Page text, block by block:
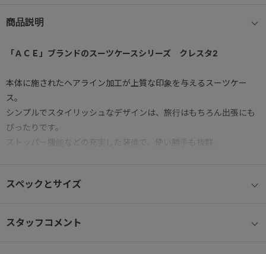
商品説明
「ＡＣＥ」ブランドのスーツケースシリーズ クレスタ2
本体に施されたヘアライン加工が上質な印象を与えるスーツケー
ス。
シンプルでスタイリッシュなデザインは、旅行はもちろん出張にも
ぴったりです。
ストッパー機能などの充実した装備で、使い勝手も抜群。
電車や坂道での不意な走行を防ぐ安心のストッパー機能を搭載。
スペックとサイズ
スタッフコメント